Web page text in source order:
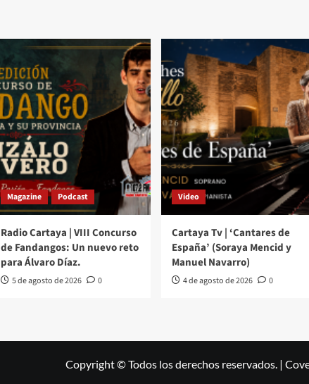
Magazine Podcast
Radio Cartaya | VIII Concurso
de Fandangos: Un nuevo reto
para Álvaro Díaz.
5 de agosto de 2026 0
Video
Cartaya Tv | ‘Cantares de
España’ (Soraya Mencid y
Manuel Navarro)
4 de agosto de 2026 0
Copyright © Todos los derechos reservados. |